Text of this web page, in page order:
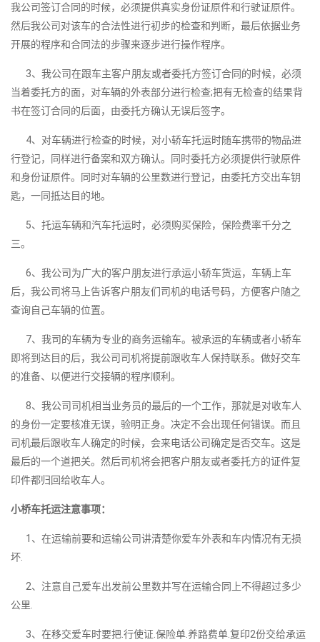
我公司签订合同的时候，必须提供真实身份证原件和行驶证原件。
然后我公司对该车的合法性进行初步的检查和判断，最后依据业务
开展的程序和合同法的步骤来逐步进行操作程序。
3、我公司在跟车主客户朋友或者委托方签订合同的时候，必须
当着委托方的面，对车辆的外表部分进行检查;把有无检查的结果背
书在签订合同的后面，由委托方确认无误后签字。
4、对车辆进行检查的时候，对小轿车托运时随车携带的物品进
行登记，同样进行备案和双方确认。同时委托方必须提供行驶原件
和身份证原件。同时对车辆的公里数进行登记，由委托方交出车钥
匙，一同抵达目的地。
5、托运车辆和汽车托运时，必须购买保险，保险费率千分之
三。
6、我公司为广大的客户朋友进行承运小轿车货运，车辆上车
后，我公司将马上告诉客户朋友们司机的电话号码，方便客户随之
查询自己车辆的位置。
7、我司的车辆为专业的商务运输车。被承运的车辆或者小轿车
即将到达目的后，我公司司机将提前跟收车人保持联系。做好交车
的准备、以便进行交接辆的程序顺利。
8、我公司司机相当业务员的最后的一个工作，那就是对收车人
的身份一定要核准无误，验明正身。决定不会出现任何错误。而且
司机最后跟收车人确定的时候，会来电话公司确定是否交车。这是
最后的一个道把关。然后司机将会把客户朋友或者委托方的证件复
印件都归回给收车人。
小桥车托运注意事项：
1、在运输前要和运输公司讲清楚你爱车外表和车内情况有无损
坏.
2、注意自己爱车出发前公里数并写在运输合同上不得超过多少
公里.
3、在移交爱车时要把.行使证.保险单.养路费单.复印2份交给承运